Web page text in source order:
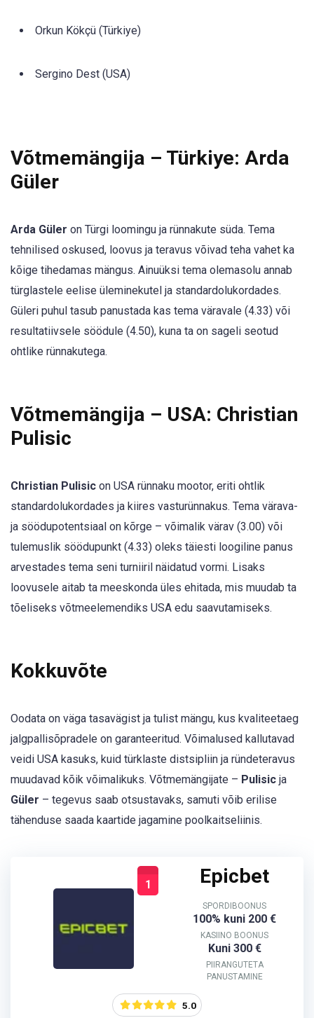
Orkun Kökçü (Türkiye)
Sergino Dest (USA)
Võtmemängija – Türkiye: Arda
Güler
Arda Güler on Türgi loomingu ja rünnakute süda. Tema
tehnilised oskused, loovus ja teravus võivad teha vahet ka
kõige tihedamas mängus. Ainuüksi tema olemasolu annab
türglastele eelise üleminekutel ja standardolukordades.
Güleri puhul tasub panustada kas tema väravale (4.33) või
resultatiivsele söödule (4.50), kuna ta on sageli seotud
ohtlike rünnakutega.
Võtmemängija – USA: Christian
Pulisic
Christian Pulisic on USA rünnaku mootor, eriti ohtlik
standardolukordades ja kiires vasturünnakus. Tema värava-
ja söödupotentsiaal on kõrge – võimalik värav (3.00) või
tulemuslik söödupunkt (4.33) oleks täiesti loogiline panus
arvestades tema seni turniiril näidatud vormi. Lisaks
loovusele aitab ta meeskonda üles ehitada, mis muudab ta
tõeliseks võtmeelemendiks USA edu saavutamiseks.
Kokkuvõte
Oodata on väga tasavägist ja tulist mängu, kus kvaliteetaeg
jalgpallisõpradele on garanteeritud. Võimalused kallutavad
veidi USA kasuks, kuid türklaste distsipliin ja ründeteravus
muudavad kõik võimalikuks. Võtmemängijate – Pulisic ja
Güler – tegevus saab otsustavaks, samuti võib erilise
tähenduse saada kaartide jagamine poolkaitseliinis.
1 Epicbet
SPORDIBOONUS
100% kuni 200 €
KASIINO BOONUS
Kuni 300 €
PIIRANGUTETA
PANUSTAMINE
5.0